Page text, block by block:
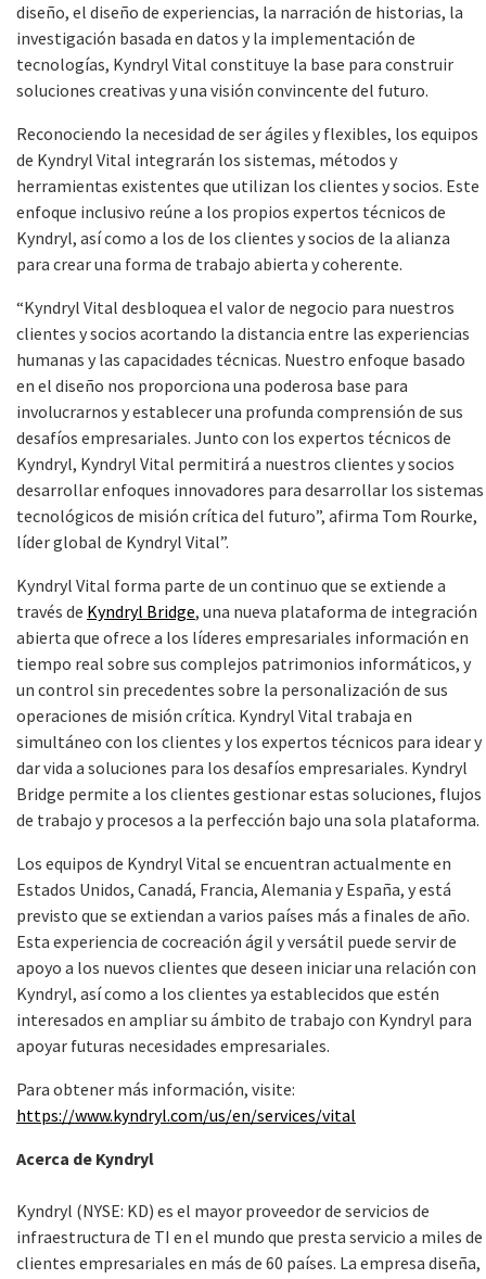
diseño, el diseño de experiencias, la narración de historias, la
investigación basada en datos y la implementación de
tecnologías, Kyndryl Vital constituye la base para construir
soluciones creativas y una visión convincente del futuro.
Reconociendo la necesidad de ser ágiles y flexibles, los equipos
de Kyndryl Vital integrarán los sistemas, métodos y
herramientas existentes que utilizan los clientes y socios. Este
enfoque inclusivo reúne a los propios expertos técnicos de
Kyndryl, así como a los de los clientes y socios de la alianza
para crear una forma de trabajo abierta y coherente.
“Kyndryl Vital desbloquea el valor de negocio para nuestros
clientes y socios acortando la distancia entre las experiencias
humanas y las capacidades técnicas. Nuestro enfoque basado
en el diseño nos proporciona una poderosa base para
involucrarnos y establecer una profunda comprensión de sus
desafíos empresariales. Junto con los expertos técnicos de
Kyndryl, Kyndryl Vital permitirá a nuestros clientes y socios
desarrollar enfoques innovadores para desarrollar los sistemas
tecnológicos de misión crítica del futuro”, afirma Tom Rourke,
líder global de Kyndryl Vital”.
Kyndryl Vital forma parte de un continuo que se extiende a
través de Kyndryl Bridge, una nueva plataforma de integración
abierta que ofrece a los líderes empresariales información en
tiempo real sobre sus complejos patrimonios informáticos, y
un control sin precedentes sobre la personalización de sus
operaciones de misión crítica. Kyndryl Vital trabaja en
simultáneo con los clientes y los expertos técnicos para idear y
dar vida a soluciones para los desafíos empresariales. Kyndryl
Bridge permite a los clientes gestionar estas soluciones, flujos
de trabajo y procesos a la perfección bajo una sola plataforma.
Los equipos de Kyndryl Vital se encuentran actualmente en
Estados Unidos, Canadá, Francia, Alemania y España, y está
previsto que se extiendan a varios países más a finales de año.
Esta experiencia de cocreación ágil y versátil puede servir de
apoyo a los nuevos clientes que deseen iniciar una relación con
Kyndryl, así como a los clientes ya establecidos que estén
interesados en ampliar su ámbito de trabajo con Kyndryl para
apoyar futuras necesidades empresariales.
Para obtener más información, visite:
https://www.kyndryl.com/us/en/services/vital
Acerca de Kyndryl
Kyndryl (NYSE: KD) es el mayor proveedor de servicios de
infraestructura de TI en el mundo que presta servicio a miles de
clientes empresariales en más de 60 países. La empresa diseña,